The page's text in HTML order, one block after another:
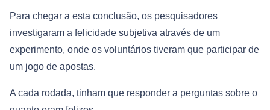
Para chegar a esta conclusão, os pesquisadores
investigaram a felicidade subjetiva através de um
experimento, onde os voluntários tiveram que participar de
um jogo de apostas.
A cada rodada, tinham que responder a perguntas sobre o